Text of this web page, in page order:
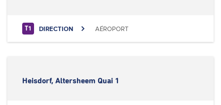
T1 DIRECTION AÉROPORT
Heisdorf, Altersheem Quai 1